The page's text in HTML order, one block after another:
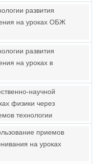
развития
на уроках ОБЖ
развития
на уроках в
научной
физики через
технологии
приемов
на уроках